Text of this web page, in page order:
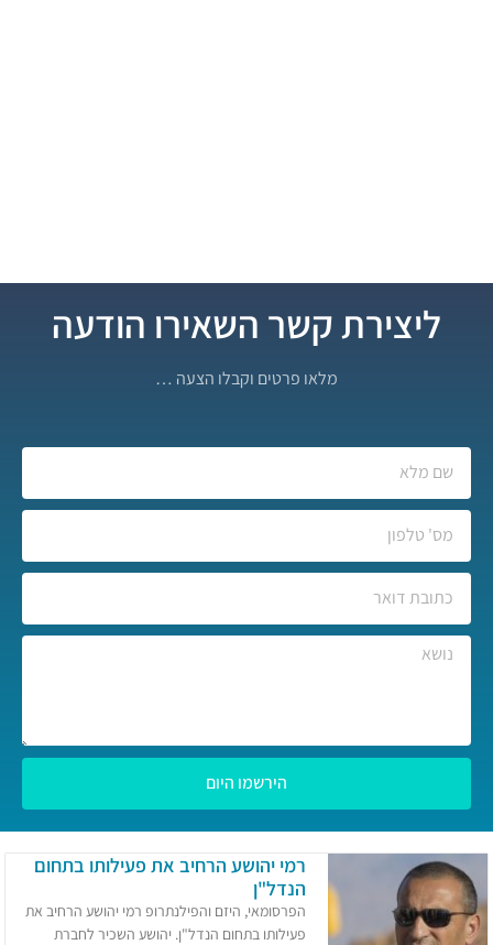
ליצירת קשר השאירו הודעה
מלאו פרטים וקבלו הצעה …
הירשמו היום
רמי יהושע הרחיב את פעילותו בתחום
הנדל"ן
הפרסומאי, היזם והפילנתרופ רמי יהושע הרחיב את
פעילותו בתחום הנדל"ן. יהושע השכיר לחברת